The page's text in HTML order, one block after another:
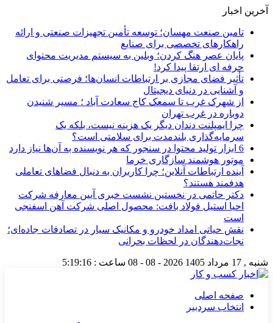
آخرین اخبار
تامین صنعت مهسان؛ توسعه تأمین تجهیزات صنعتی و ارائه
راهکارهای تخصصی برای صنایع
پایان عصر هنگ کردن؛ وبلین به سیستم مدیریت محتوای
حرفه ای ارتقا پیدا کرد!
تأثیر فضای مجازی بر ارتباطات انسان‌ها؛ فرصتی برای تعامل
و آشنایی در دنیای دیجیتال
از شهرک غرب تا سمعک کاج سعادت آباد ؛ مسیر شنیدن
دوباره در غرب تهران
چرا ایمپلنت دندان دیگر یک هزینه نیست، بلکه یک
سرمایه‌گذاری بلندمدت برای سلامتی است؟
6 ابزار تولید محتوا در سنجور که هر نویسنده به آن‌ها نیاز دارد
موتور هوشمند سازگاری خرما
آینده ارتباطات آنلاین؛ چرا کاربران به دنبال فضاهای تعاملی
هدفمند هستند؟
دکتر حاتمی در نخستین نشست خبری آیین معارفه شرکت
احیا استیل فولاد بافت: محصول اصلی شرکت آهن اسفنجی
است
نقش حیاتی امداد خودرو و مکانیک سیار در تصادفات جاده‌ای؛
نجات‌دهندگان در لحظات بحرانی
شنبه , 17 مرداد 1405 2026 - 08 - 08 ساعت : 5:19:17
صفحه اصلی
انتخاب سردبیر